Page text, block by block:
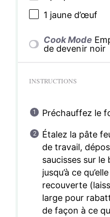
1 jaune d’œuf
Cook Mode
de devenir noir
INSTRUCTIONS
Préchauffez le
Étalez la pâte
de travail,
saucisses sur le
jusqu’à ce
recouverte
large pour
de façon à ce